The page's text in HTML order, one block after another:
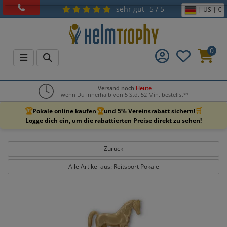
sehr gut 5 / 5 | US | €
0
Versand noch Heute
wenn Du innerhalb von 5 Std. 52 Min. bestellst*¹
🏆Pokale online kaufen🏆und 5% Vereinsrabatt sichern!🛒
Logge dich ein, um die rabattierten Preise direkt zu sehen!
Zurück
Alle Artikel aus: Reitsport Pokale